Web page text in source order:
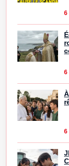
6
6
6